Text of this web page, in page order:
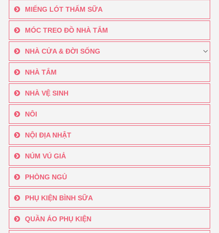
MIẾNG LÓT THẤM SỮA
MÓC TREO ĐỒ NHÀ TẮM
NHÀ CỬA & ĐỜI SỐNG
NHÀ TẮM
NHÀ VỆ SINH
NÔI
NỘI ĐỊA NHẬT
NÚM VÚ GIẢ
PHÒNG NGỦ
PHỤ KIỆN BÌNH SỮA
QUẦN ÁO PHỤ KIỆN